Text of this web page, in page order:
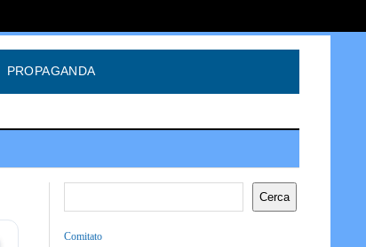
PROPAGANDA
Cerca
Comitato